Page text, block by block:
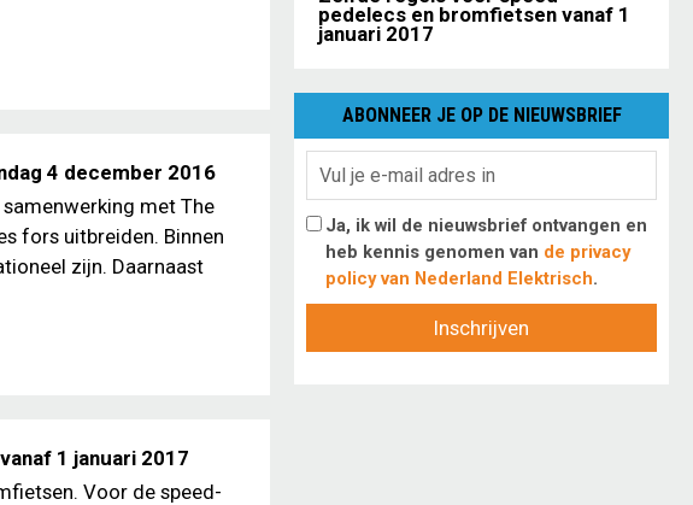
4 december 2016
met The
fors uitbreiden. Binnen
zijn. Daarnaast
1 januari 2017
Voor de speed-
pedelecs en bromfietsen vanaf 1
januari 2017
ABONNEER JE OP DE NIEUWSBRIEF
Ja, ik wil de nieuwsbrief ontvangen en
heb kennis genomen van de privacy
policy van Nederland Elektrisch.
Inschrijven